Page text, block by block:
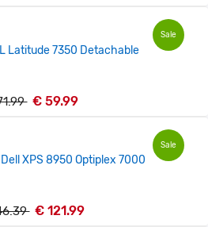
Sale
Latitude 7350 Detachable
€ 59.99
Sale
XPS 8950 Optiplex 7000
€ 121.99